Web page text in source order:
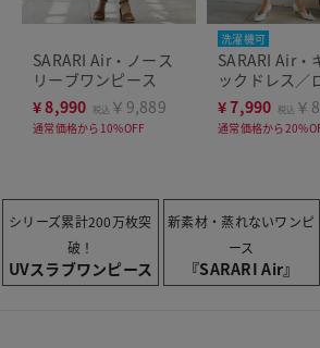
SARARI Air・ノース
リーブワンピース
¥8,990 税込 ￥9,889
通常価格から10%OFF
洗濯機可
SARARI Air・
ックドレス／
¥7,990 税込 ￥
通常価格から
シリーズ累計200万枚突
破！
UVスラブワンピース
新素材・蒸れないワンピ
ース
『SARARI Air』